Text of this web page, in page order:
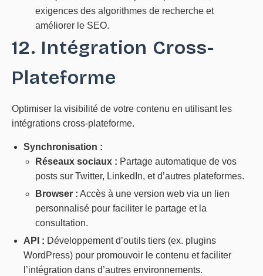
exigences des algorithmes de recherche et
améliorer le SEO.
12. Intégration Cross-
Plateforme
Optimiser la visibilité de votre contenu en utilisant les
intégrations cross-plateforme.
Synchronisation :
Réseaux sociaux : Partage automatique de vos
posts sur Twitter, LinkedIn, et d’autres plateformes.
Browser : Accès à une version web via un lien
personnalisé pour faciliter le partage et la
consultation.
API : Développement d’outils tiers (ex. plugins
WordPress) pour promouvoir le contenu et faciliter
l’intégration dans d’autres environnements.